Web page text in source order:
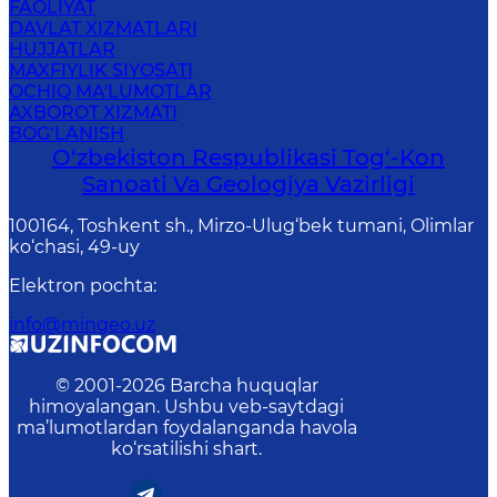
FAOLIYAT
DAVLAT XIZMATLARI
HUJJATLAR
MAXFIYLIK SIYOSATI
OCHIQ MA'LUMOTLAR
AXBOROT XIZMATI
BOG‘LANISH
O‘zbekiston Respublikasi Tog‘-Kon
Sanoati Va Geologiya Vazirligi
100164, Toshkent sh., Mirzo-Ulug‘bek tumani, Olimlar
ko‘chasi, 49-uy
Elektron pochta:
info@mingeo.uz
© 2001-2026 Barcha huquqlar
himoyalangan. Ushbu veb-saytdagi
ma’lumotlardan foydalanganda havola
ko‘rsatilishi shart.